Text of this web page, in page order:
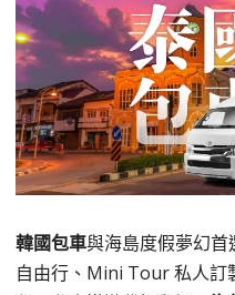
韓國包車與海島度假夢幻首
自由行、Mini Tour 私人訂